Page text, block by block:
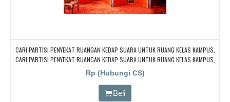
CARI PARTISI PENYEKAT RUANGAN KEDAP SUARA UNTUK RUANG KELAS KAMPUS,
CARI PARTISI PENYEKAT RUANGAN KEDAP SUARA UNTUK RUANG KELAS KAMPUS,
CARI PARTISI PENYEKAT RUANGAN KEDAP SUARA UNTUK RUANG KELAS KAMPUS,
CARI PARTISI PENYEKAT RUANGAN KEDAP SUARA UNTUK RUANG KELAS KAMPUS,
CARI PARTISI PENYEKAT RUANGAN KEDAP SUARA UNTUK RUANG KELAS KAMPUS
Rp (Hubungi CS)
Beli